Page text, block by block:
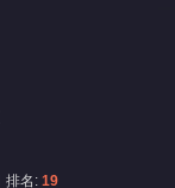
排名: 19